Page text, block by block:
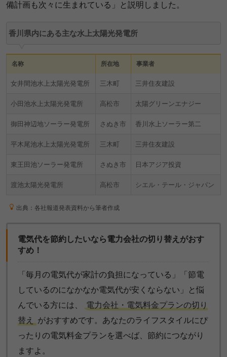
備計画も次々に生まれている」と説明しました。
香川県内にある主な水上太陽光発電所
名称 所在地 事業者
女井間池水上太陽光発電所 三木町 三井住友建設
小田池水上太陽光発電所 高松市 太陽グリーンエナジー
御田神辺地ソーラー発電所 さぬき市 香川水上ソーラー第二
平木尾池水上太陽光発電所 三木町 三井住友建設
東王田池ソーラー発電所 さぬき市 日本アジア投資
渡池太陽光発電所 高松市 シエル・テール・ジャパン
出典：各社報道発表資料から筆者作成
電気代を節約したいなら電力会社の切り替えがおす
すめ！
「毎月の電気代が家計の負担になっている」「節電
しているのになかなか電気代が安くならない」と悩
んでいる方には、
電力会社・電気料金プランの切り
替え
がおすすめです。あなたのライフスタイルにぴ
ったりの電気料金プランを選べば、節約につながり
ますよ。